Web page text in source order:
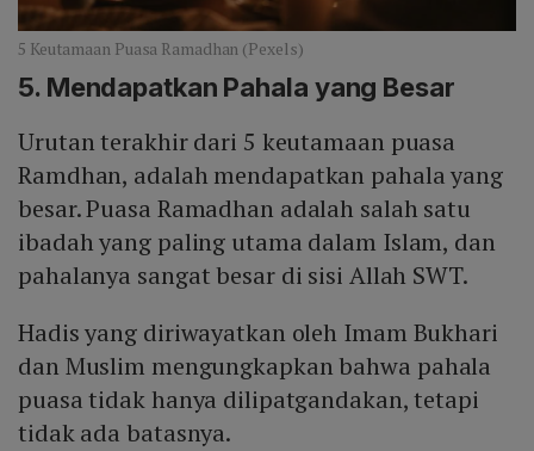
5 Keutamaan Puasa Ramadhan (Pexels)
5. Mendapatkan Pahala yang Besar
Urutan terakhir dari 5 keutamaan puasa
Ramdhan, adalah mendapatkan pahala yang
besar. Puasa Ramadhan adalah salah satu
ibadah yang paling utama dalam Islam, dan
pahalanya sangat besar di sisi Allah SWT.
Hadis yang diriwayatkan oleh Imam Bukhari
dan Muslim mengungkapkan bahwa pahala
puasa tidak hanya dilipatgandakan, tetapi
tidak ada batasnya.